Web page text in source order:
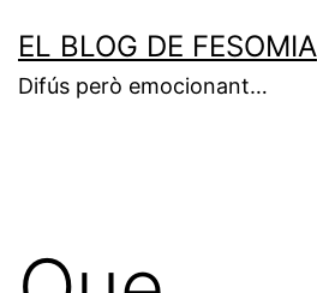
contingut
EL BLOG DE FESOMIA
Difús però emocionant…